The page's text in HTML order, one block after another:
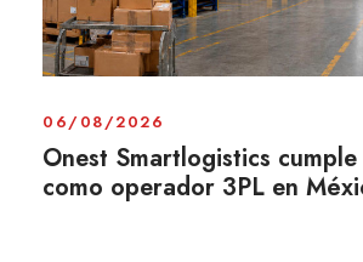
06/08/2026
Onest Smartlogistics
como operador 3PL en